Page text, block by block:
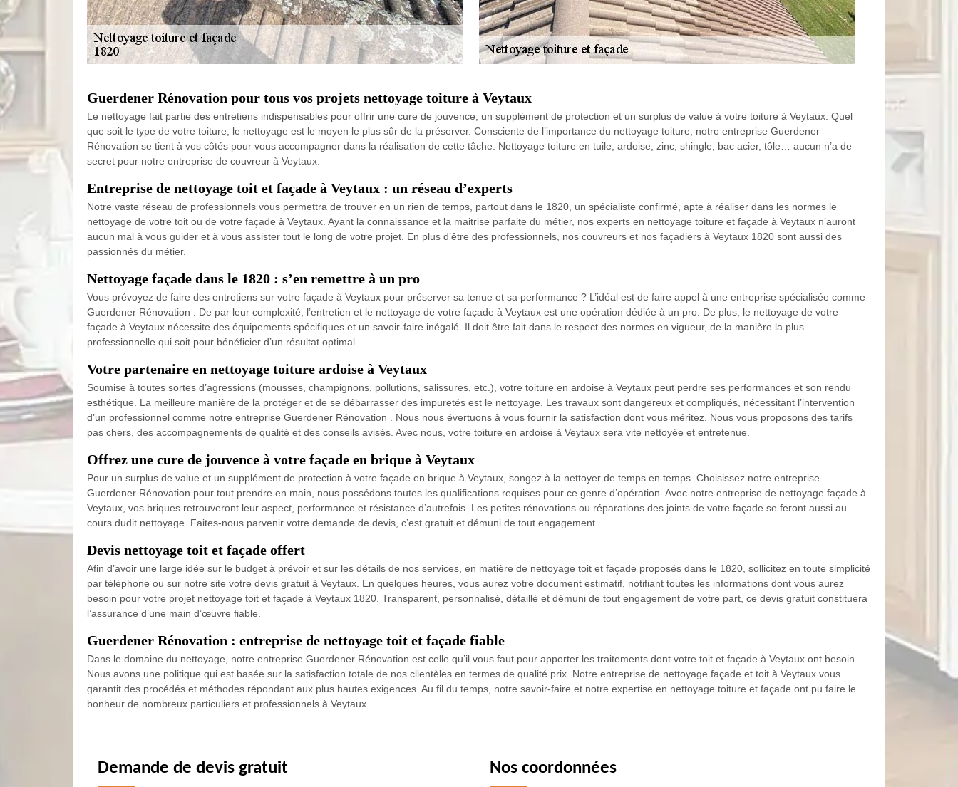
Guerdener Rénovation pour tous vos projets nettoyage toiture à Veytaux
Le nettoyage fait partie des entretiens indispensables pour offrir une cure de jouvence, un supplément de protection et un surplus de value à votre toiture à Veytaux. Quel
que soit le type de votre toiture, le nettoyage est le moyen le plus sûr de la préserver. Consciente de l’importance du nettoyage toiture, notre entreprise Guerdener
Rénovation se tient à vos côtés pour vous accompagner dans la réalisation de cette tâche. Nettoyage toiture en tuile, ardoise, zinc, shingle, bac acier, tôle… aucun n’a de
secret pour notre entreprise de couvreur à Veytaux.
Entreprise de nettoyage toit et façade à Veytaux : un réseau d’experts
Notre vaste réseau de professionnels vous permettra de trouver en un rien de temps, partout dans le 1820, un spécialiste confirmé, apte à réaliser dans les normes le
nettoyage de votre toit ou de votre façade à Veytaux. Ayant la connaissance et la maitrise parfaite du métier, nos experts en nettoyage toiture et façade à Veytaux n’auront
aucun mal à vous guider et à vous assister tout le long de votre projet. En plus d’être des professionnels, nos couvreurs et nos façadiers à Veytaux 1820 sont aussi des
passionnés du métier.
Nettoyage façade dans le 1820 : s’en remettre à un pro
Vous prévoyez de faire des entretiens sur votre façade à Veytaux pour préserver sa tenue et sa performance ? L’idéal est de faire appel à une entreprise spécialisée comme
Guerdener Rénovation . De par leur complexité, l’entretien et le nettoyage de votre façade à Veytaux est une opération dédiée à un pro. De plus, le nettoyage de votre
façade à Veytaux nécessite des équipements spécifiques et un savoir-faire inégalé. Il doit être fait dans le respect des normes en vigueur, de la manière la plus
professionnelle qui soit pour bénéficier d’un résultat optimal.
Votre partenaire en nettoyage toiture ardoise à Veytaux
Soumise à toutes sortes d’agressions (mousses, champignons, pollutions, salissures, etc.), votre toiture en ardoise à Veytaux peut perdre ses performances et son rendu
esthétique. La meilleure manière de la protéger et de se débarrasser des impuretés est le nettoyage. Les travaux sont dangereux et compliqués, nécessitant l’intervention
d’un professionnel comme notre entreprise Guerdener Rénovation . Nous nous évertuons à vous fournir la satisfaction dont vous méritez. Nous vous proposons des tarifs
pas chers, des accompagnements de qualité et des conseils avisés. Avec nous, votre toiture en ardoise à Veytaux sera vite nettoyée et entretenue.
Offrez une cure de jouvence à votre façade en brique à Veytaux
Pour un surplus de value et un supplément de protection à votre façade en brique à Veytaux, songez à la nettoyer de temps en temps. Choisissez notre entreprise
Guerdener Rénovation pour tout prendre en main, nous possédons toutes les qualifications requises pour ce genre d’opération. Avec notre entreprise de nettoyage façade à
Veytaux, vos briques retrouveront leur aspect, performance et résistance d’autrefois. Les petites rénovations ou réparations des joints de votre façade se feront aussi au
cours dudit nettoyage. Faites-nous parvenir votre demande de devis, c’est gratuit et démuni de tout engagement.
Devis nettoyage toit et façade offert
Afin d’avoir une large idée sur le budget à prévoir et sur les détails de nos services, en matière de nettoyage toit et façade proposés dans le 1820, sollicitez en toute simplicité
par téléphone ou sur notre site votre devis gratuit à Veytaux. En quelques heures, vous aurez votre document estimatif, notifiant toutes les informations dont vous aurez
besoin pour votre projet nettoyage toit et façade à Veytaux 1820. Transparent, personnalisé, détaillé et démuni de tout engagement de votre part, ce devis gratuit constituera
l’assurance d’une main d’œuvre fiable.
Guerdener Rénovation : entreprise de nettoyage toit et façade fiable
Dans le domaine du nettoyage, notre entreprise Guerdener Rénovation est celle qu’il vous faut pour apporter les traitements dont votre toit et façade à Veytaux ont besoin.
Nous avons une politique qui est basée sur la satisfaction totale de nos clientèles en termes de qualité prix. Notre entreprise de nettoyage façade et toit à Veytaux vous
garantit des procédés et méthodes répondant aux plus hautes exigences. Au fil du temps, notre savoir-faire et notre expertise en nettoyage toiture et façade ont pu faire le
bonheur de nombreux particuliers et professionnels à Veytaux.
Demande de devis gratuit Nos coordonnées